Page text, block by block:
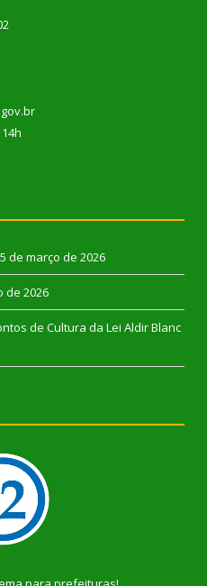
de março de 2026
de 2026
de Cultura da Lei Aldir Blanc